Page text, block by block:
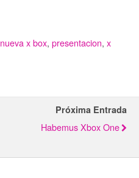
nueva x box, presentacion, x
Próxima Entrada
Habemus Xbox One